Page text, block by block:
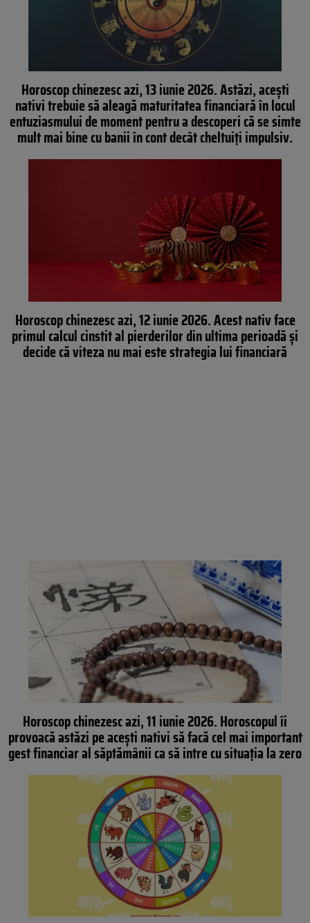
Horoscop chinezesc azi, 13 iunie 2026. Astăzi, acești
nativi trebuie să aleagă maturitatea financiară în locul
entuziasmului de moment pentru a descoperi că se simte
mult mai bine cu banii în cont decât cheltuiți impulsiv.
Horoscop chinezesc azi, 12 iunie 2026. Acest nativ face
primul calcul cinstit al pierderilor din ultima perioadă și
decide că viteza nu mai este strategia lui financiară
Horoscop chinezesc azi, 11 iunie 2026. Horoscopul îi
provoacă astăzi pe acești nativi să facă cel mai important
gest financiar al săptămânii ca să intre cu situația la zero